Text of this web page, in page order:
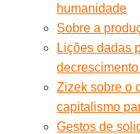
humanidade
Sobre a
Lições dadas
decrescimento
Zizek sobre o
capitalismo
Gestos de